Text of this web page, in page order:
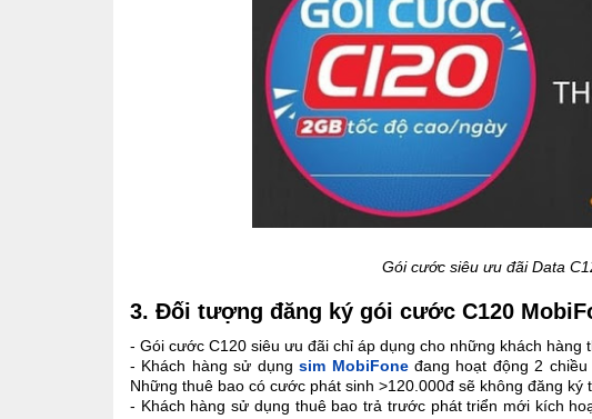
Gói cước siêu ưu đãi Data
3. Đối tượng đăng ký gói cước C120
- Gói cước C120 siêu ưu đãi chỉ áp dụng cho những khách hàng
- Khách hàng sử dụngsim MobiFoneđang hoạt động 2 chiều
Những thuê bao có cước phát sinh >120.000đ sẽ không đăng ký
- Khách hàng sử dụng thuê bao trả trước phát triển mới kích